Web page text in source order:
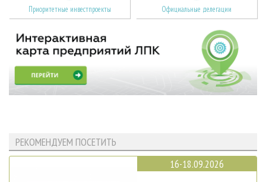
Приоритетные инвестпроекты Официальные делегации
РЕКОМЕНДУЕМ ПОСЕТИТЬ
16-18.09.2026